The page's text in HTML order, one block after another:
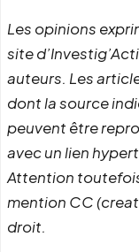
Les opinions
site
auteurs. Les
dont la source
peuvent être
avec un lien
Attention
mention CC
droit.